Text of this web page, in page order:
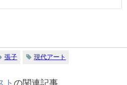
張子 現代アート
ト の関連記事